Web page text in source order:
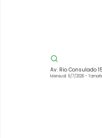
Av. Rio Consulado
Gustavo A.
Mensual: 6/7/2026-